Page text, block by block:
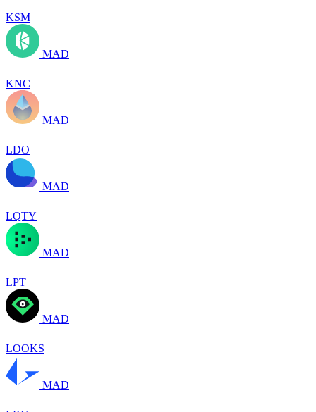
KSM
MAD
KNC
MAD
LDO
MAD
LQTY
MAD
LPT
MAD
LOOKS
MAD